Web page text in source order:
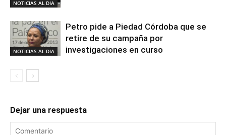
NOTICIAS AL DIA
NOTICIAS AL DIA
Petro pide a Piedad Córdoba que se
retire de su campaña por
investigaciones en curso
Dejar una respuesta